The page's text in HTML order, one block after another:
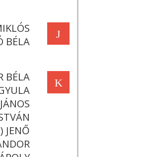
J
BÉLA
K
BÉLA
JENŐ